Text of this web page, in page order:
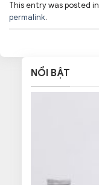
This entry was posted in
permalink.
NỔI BẬT